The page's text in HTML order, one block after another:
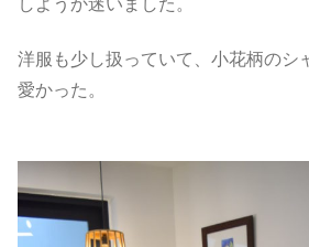
洋服も少し扱っていて、小花柄のシ
愛かった。